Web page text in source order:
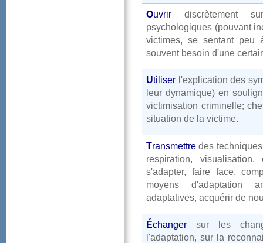
Ouvrir
Utiliser
situationdelavictime.
Transmettre
Échanger